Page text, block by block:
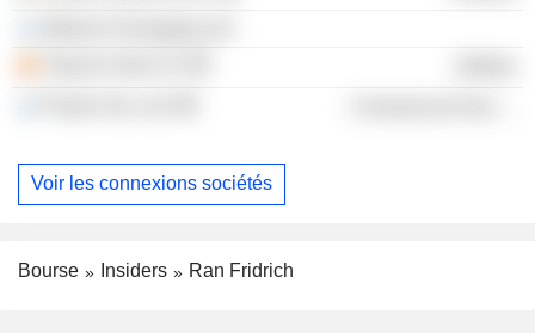
Voir les connexions sociétés
Bourse Insiders Ran Fridrich